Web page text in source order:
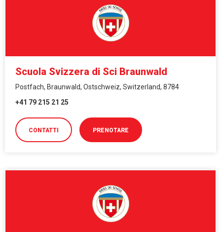
Scuola Svizzera di Sci Braunwald
Postfach, Braunwald, Ostschweiz, Switzerland, 8784
+41 79 215 21 25
CONTATTI PRENOTARE